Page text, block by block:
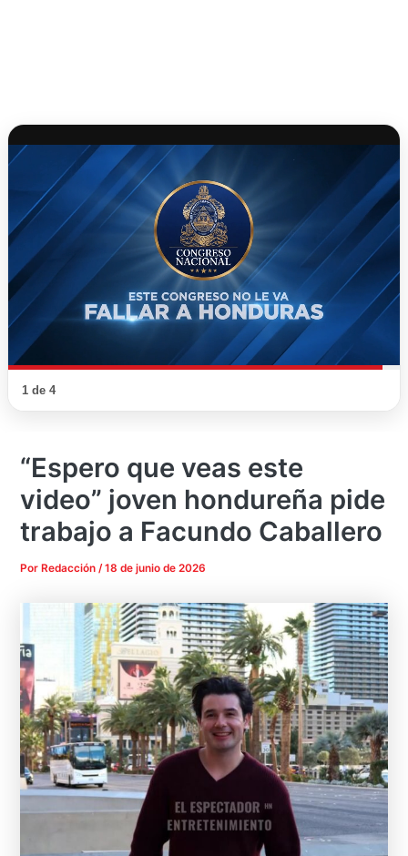
1 de 4
“Espero que veas este
video” joven hondureña pide
trabajo a Facundo Caballero
Por Redacción/18 de junio de 2026